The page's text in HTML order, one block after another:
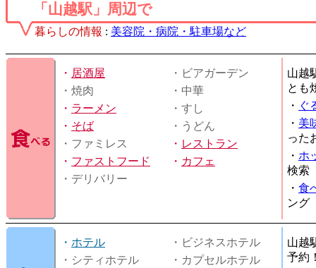
「山越駅」周辺で
暮らしの情報 : 美容院・病院・駐車場など
・ 居酒屋
・ビアガーデン
・焼肉
・中華
・ ラーメン
・すし
・ そば
・うどん
・ファミレス
・ レストラン
・ ファストフード ・ カフェ
・デリバリー
山越
とも
・ ぐ
・ 美
った
・ ホ
検索
・ 食
ング
・ ホテル
・ビジネスホテル
・シティホテル
・カプセルホテル
山越
予約